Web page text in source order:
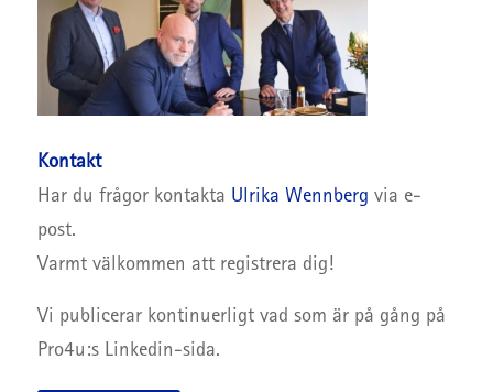
Kontakt
Har du frågor kontakta Ulrika Wennberg via e-
post.
Varmt välkommen att registrera dig!
Vi publicerar kontinuerligt vad som är på gång på
Pro4u:s Linkedin-sida.